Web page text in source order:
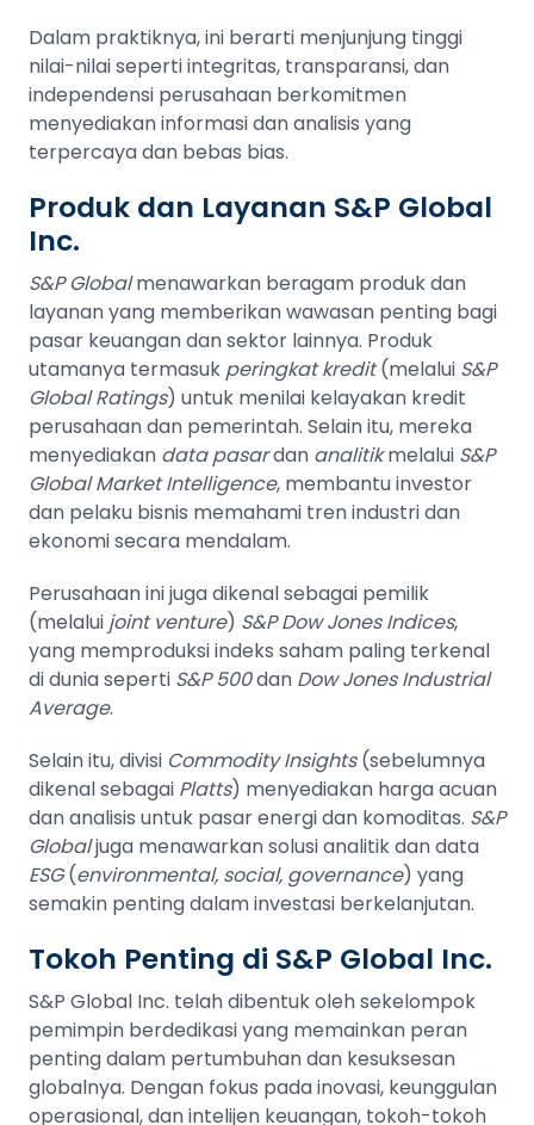
Dalam praktiknya, ini berarti menjunjung tinggi
nilai-nilai seperti integritas, transparansi, dan
independensi perusahaan berkomitmen
menyediakan informasi dan analisis yang
terpercaya dan bebas bias.
Produk dan Layanan S&P Global
Inc.
S&P Globalmenawarkan beragam produk dan
layanan yang memberikan wawasan penting bagi
pasar keuangan dan sektor lainnya. Produk
utamanya termasuk peringkat kredit(melalui S&P
Global Ratings) untuk menilai kelayakan kredit
perusahaan dan pemerintah. Selain itu, mereka
menyediakan data pasardan analitikmelalui S&P
Global Market Intelligence, membantu investor
dan pelaku bisnis memahami tren industri dan
ekonomi secara mendalam.
Perusahaan ini juga dikenal sebagai pemilik
(melalui joint venture) S&P Dow Jones Indices,
yang memproduksi indeks saham paling terkenal
di dunia seperti S&P 500dan Dow Jones Industrial
Average.
Selain itu, divisi Commodity Insights(sebelumnya
dikenal sebagai Platts) menyediakan harga acuan
dan analisis untuk pasar energi dan komoditas. S&P
Globaljuga menawarkan solusi analitik dan data
ESG(environmental, social, governance) yang
semakin penting dalam investasi berkelanjutan.
Tokoh Penting di S&P Global Inc.
S&P Global Inc. telah dibentuk oleh sekelompok
pemimpin berdedikasi yang memainkan peran
penting dalam pertumbuhan dan kesuksesan
globalnya. Dengan fokus pada inovasi, keunggulan
operasional, dan intelijen keuangan, tokoh-tokoh